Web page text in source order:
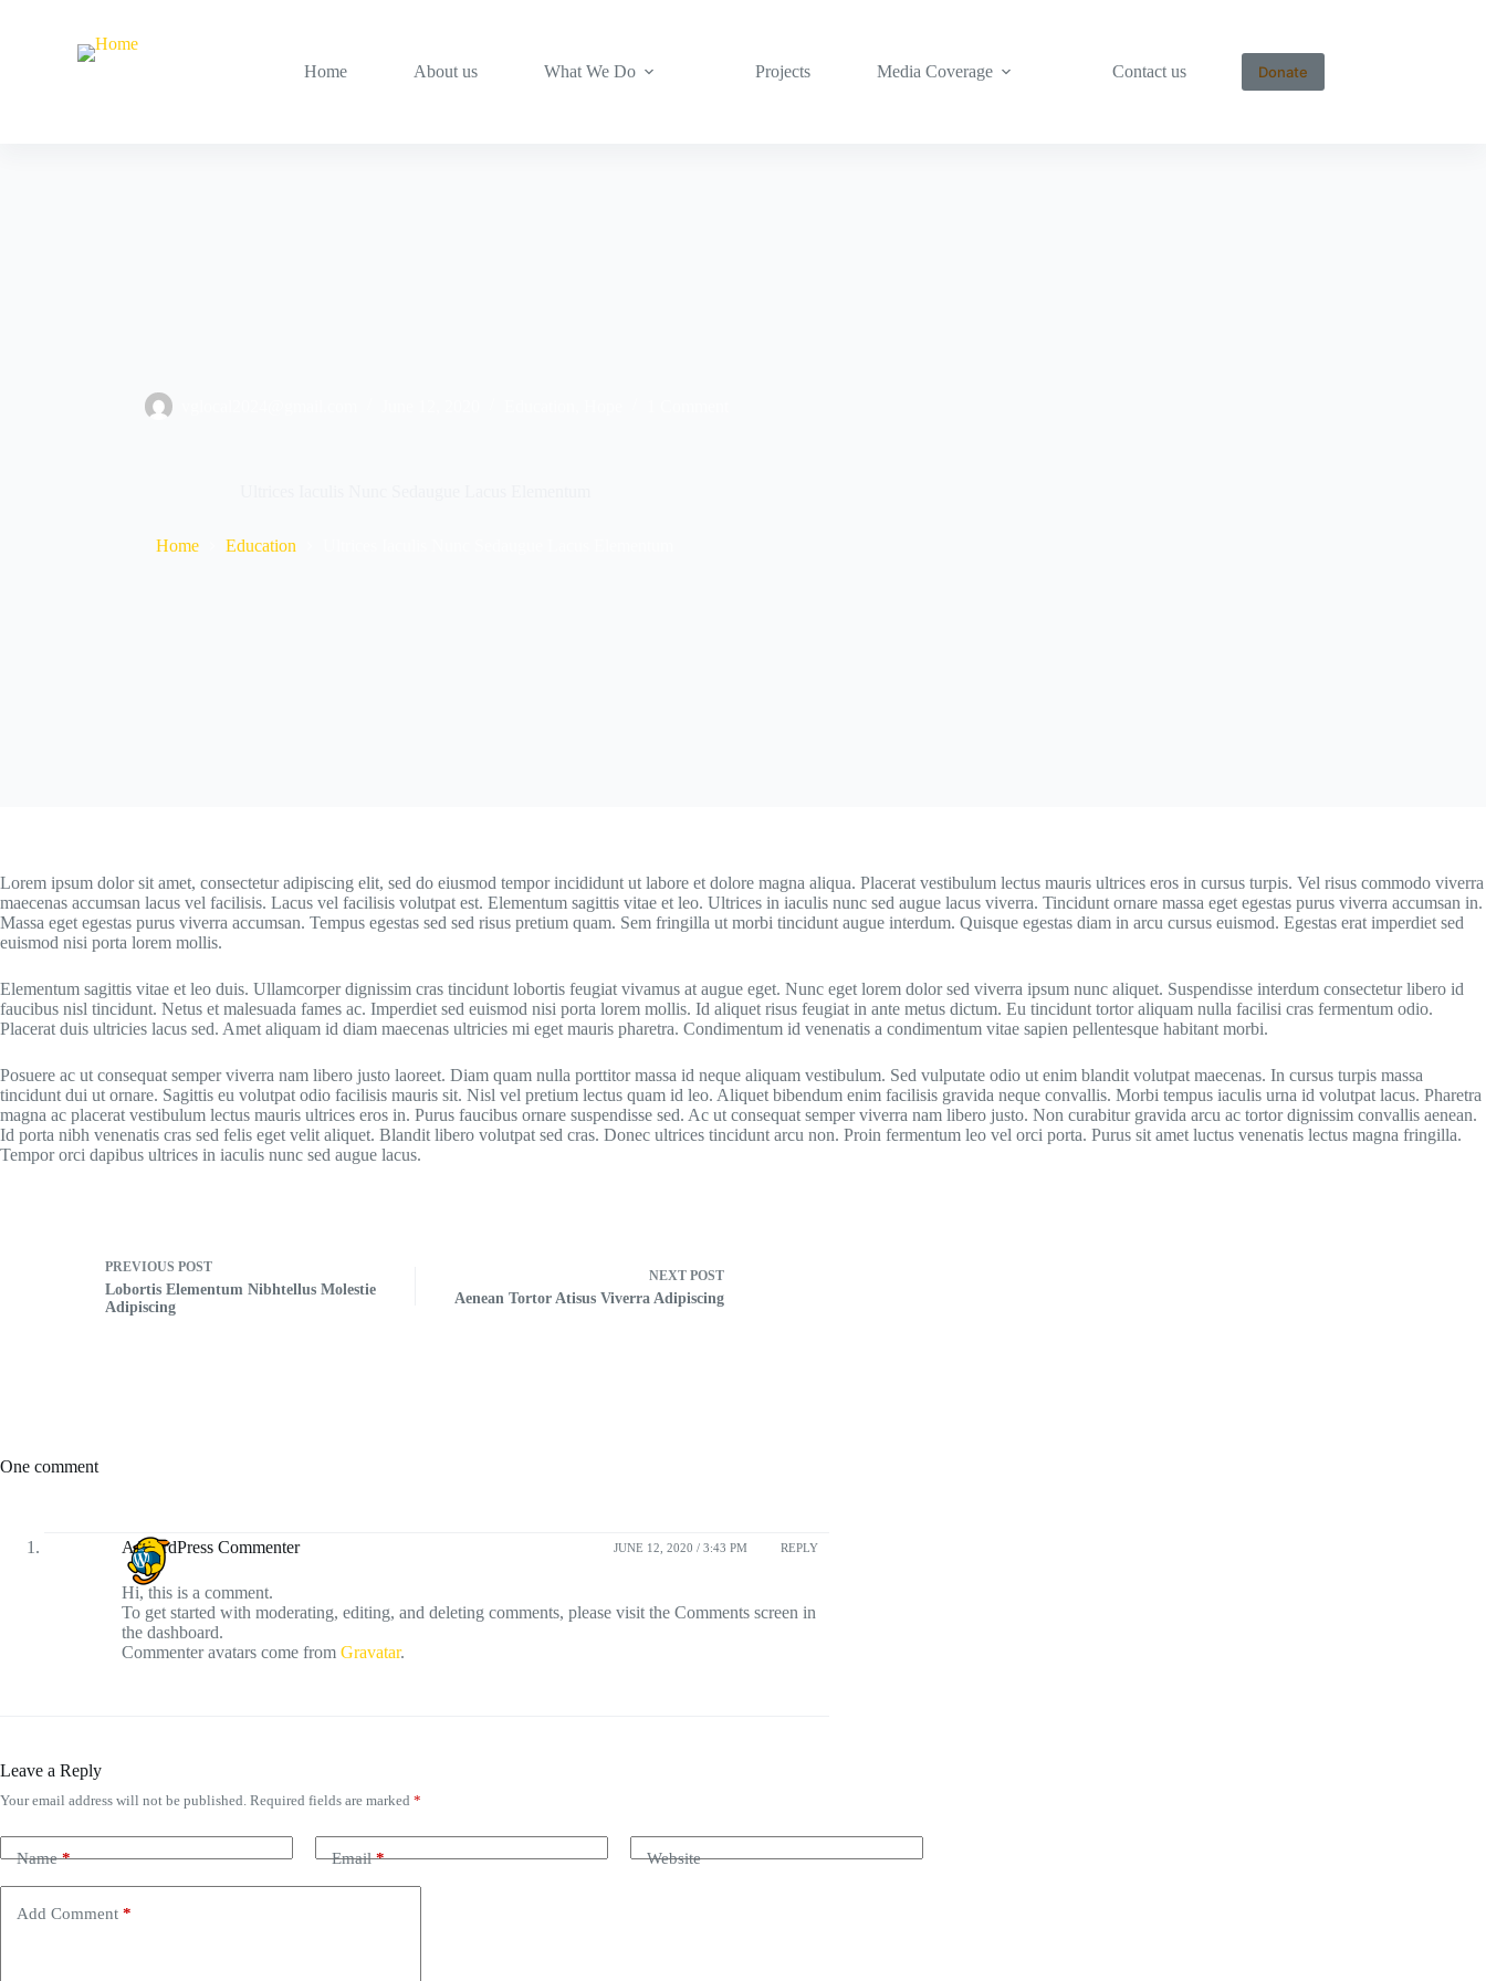
Home About us What We Do Projects Media Coverage Contact us Donate
Home Education
Lorem ipsum dolor sit amet, consectetur adipiscing elit, sed do eiusmod tempor incididunt ut labore et dolore magna aliqua. Placerat vestibulum lectus mauris ultrices eros in cursus turpis. Vel risus commodo viverra
maecenas accumsan lacus vel facilisis. Lacus vel facilisis volutpat est. Elementum sagittis vitae et leo. Ultrices in iaculis nunc sed augue lacus viverra. Tincidunt ornare massa eget egestas purus viverra accumsan in.
Massa eget egestas purus viverra accumsan. Tempus egestas sed sed risus pretium quam. Sem fringilla ut morbi tincidunt augue interdum. Quisque egestas diam in arcu cursus euismod. Egestas erat imperdiet sed
euismod nisi porta lorem mollis.
Elementum sagittis vitae et leo duis. Ullamcorper dignissim cras tincidunt lobortis feugiat vivamus at augue eget. Nunc eget lorem dolor sed viverra ipsum nunc aliquet. Suspendisse interdum consectetur libero id
faucibus nisl tincidunt. Netus et malesuada fames ac. Imperdiet sed euismod nisi porta lorem mollis. Id aliquet risus feugiat in ante metus dictum. Eu tincidunt tortor aliquam nulla facilisi cras fermentum odio.
Placerat duis ultricies lacus sed. Amet aliquam id diam maecenas ultricies mi eget mauris pharetra. Condimentum id venenatis a condimentum vitae sapien pellentesque habitant morbi.
Posuere ac ut consequat semper viverra nam libero justo laoreet. Diam quam nulla porttitor massa id neque aliquam vestibulum. Sed vulputate odio ut enim blandit volutpat maecenas. In cursus turpis massa
tincidunt dui ut ornare. Sagittis eu volutpat odio facilisis mauris sit. Nisl vel pretium lectus quam id leo. Aliquet bibendum enim facilisis gravida neque convallis. Morbi tempus iaculis urna id volutpat lacus. Pharetra
magna ac placerat vestibulum lectus mauris ultrices eros in. Purus faucibus ornare suspendisse sed. Ac ut consequat semper viverra nam libero justo. Non curabitur gravida arcu ac tortor dignissim convallis aenean.
Id porta nibh venenatis cras sed felis eget velit aliquet. Blandit libero volutpat sed cras. Donec ultrices tincidunt arcu non. Proin fermentum leo vel orci porta. Purus sit amet luctus venenatis lectus magna fringilla.
Tempor orci dapibus ultrices in iaculis nunc sed augue lacus.
PREVIOUS POST
Lobortis Elementum Nibhtellus Molestie
Adipiscing
NEXT POST
Aenean Tortor Atisus Viverra Adipiscing
One comment
A WordPress Commenter JUNE 12, 2020 / 3:43 PM REPLY
Hi, this is a comment.
To get started with moderating, editing, and deleting comments, please visit the Comments screen in
the dashboard.
Commenter avatars come from Gravatar.
Leave a Reply
Your email address will not be published. Required fields are marked *
Name* Email* Website
Add Comment *